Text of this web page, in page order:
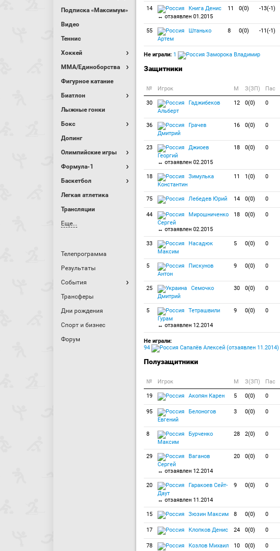
Подписка «Максимум»
Видео
Теннис
Хоккей
MMA/Единоборства
Фигурное катание
Биатлон
Лыжные гонки
Бокс
Допинг
Олимпийские игры
Формула-1
Баскетбол
Легкая атлетика
Трансляции
Еще...
Телепрограмма
Результаты
События
Трансферы
Дни рождения
Спорт и бизнес
Форум
14
Книга Денис
↔ отзаявлен 01.2015
11 0(0) -13(-1)
55
Штанько
Артем
8 0(0) -11(-1)
Не играли: 1 Заморока Владимир
Защитники
№ Игрок M З(ЗП) Пас
30
Гаджибеков
Альберт
12 0(0) 0
36
Грачев
Дмитрий
16 0(0) 0
23
Джиоев
Георгий
↔ отзаявлен 02.2015
18 0(0) 0
18
Зимулька
Константин
11 1(0) 0
75 Лебедев Юрий 14 0(0) 0
44
Мирошниченко
Сергей
↔ отзаявлен 02.2015
18 0(0) 0
33
Насадюк
Максим
5 0(0) 0
5
Пискунов
Антон
9 0(0) 0
25
Семочко
Дмитрий
30 0(0) 0
5
Тетрашвили
Гурам
↔ отзаявлен 12.2014
9 0(0) 0
Не играли:
94
Сапалёв Алексей (отзаявлен 11.2014)
Полузащитники
№ Игрок M З(ЗП) Пас
19 Акопян Карен 5 0(0) 0
95
Белоногов
Евгений
3 0(0) 0
8
Бурченко
Максим
28 2(0) 0
29
Ваганов
Сергей
↔ отзаявлен 12.2014
20 0(0) 0
20
Гаракоев Сейт-
Даут
↔ отзаявлен 11.2014
9 0(0) 0
15 Зюзин Максим 8 0(0) 0
17 Клопков Денис 24 0(0) 0
78 Козлов Михаил 10 0(0) 0